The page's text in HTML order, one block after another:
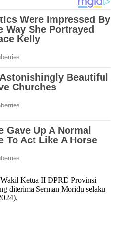
Ketua II DPRD Provinsi
diterima Serman Moridu selaku